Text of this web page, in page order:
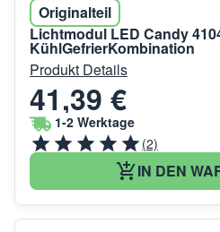
Originalteil
Lichtmodul LED Candy
KühlGefrierKombination
Produkt Details
41,39 €
1-2 Werktage
(2)
IN DEN